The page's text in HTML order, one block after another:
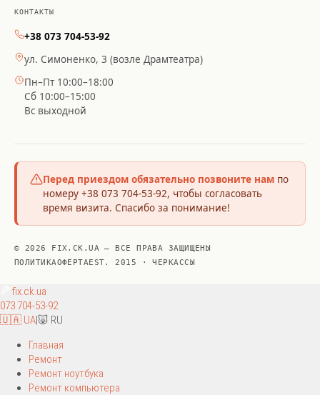
КОНТАКТЫ
+38 073 704-53-92
ул. Симоненко, 3 (возле Драмтеатра)
Пн–Пт 10:00–18:00
Сб 10:00–15:00
Вс выходной
Перед приездом обязательно позвоните нам по
номеру +38 073 704-53-92, чтобы согласовать
время визита. Спасибо за понимание!
© 2026 FIX.CK.UA — ВСЕ ПРАВА ЗАЩИЩЕНЫ
ПОЛИТИКАОФЕРТАEST. 2015 · ЧЕРКАССЫ
fix.ck.ua
073 704-53-92
🇺🇦 UA|🐷 RU
Главная
Ремонт
Ремонт ноутбука
Ремонт компьютера